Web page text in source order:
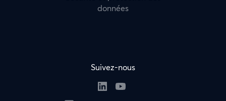
données
Suivez-nous